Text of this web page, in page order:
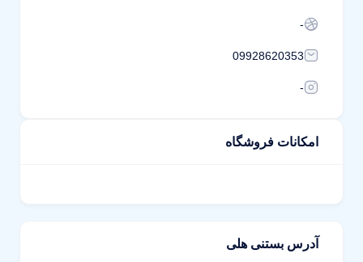
-
09928620353
-
امکانات فروشگاه
آدرس بستنی هلی